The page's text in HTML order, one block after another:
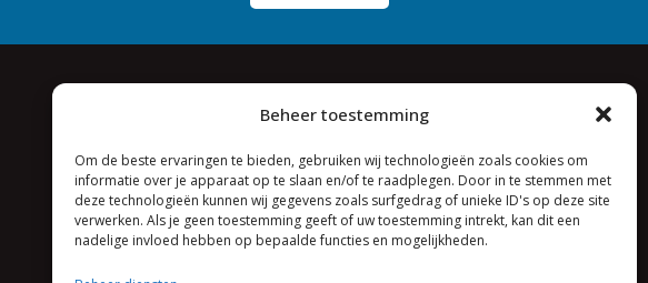
Beheer toestemming
Om de beste ervaringen te bieden, gebruiken wij technologieën zoals cookies om
informatie over je apparaat op te slaan en/of te raadplegen. Door in te stemmen met
deze technologieën kunnen wij gegevens zoals surfgedrag of unieke ID's op deze site
verwerken. Als je geen toestemming geeft of uw toestemming intrekt, kan dit een
nadelige invloed hebben op bepaalde functies en mogelijkheden.